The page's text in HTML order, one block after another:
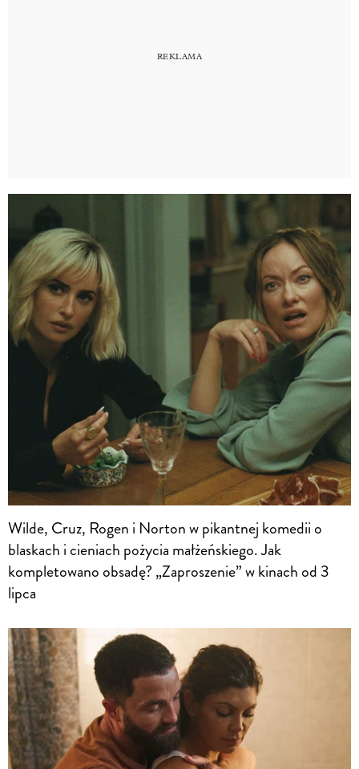
Wilde, Cruz, Rogen i Norton w pikantnej komedii o
blaskach i cieniach pożycia małżeńskiego. Jak
kompletowano obsadę? „Zaproszenie” w kinach od 3
lipca